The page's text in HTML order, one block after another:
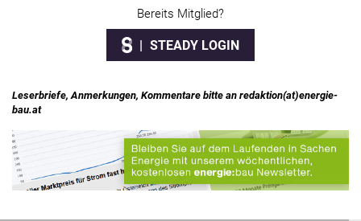
Bereits Mitglied?
STEADY LOGIN
Leserbriefe, Anmerkungen, Kommentare bitte an redaktion(at)energie-
bau.at